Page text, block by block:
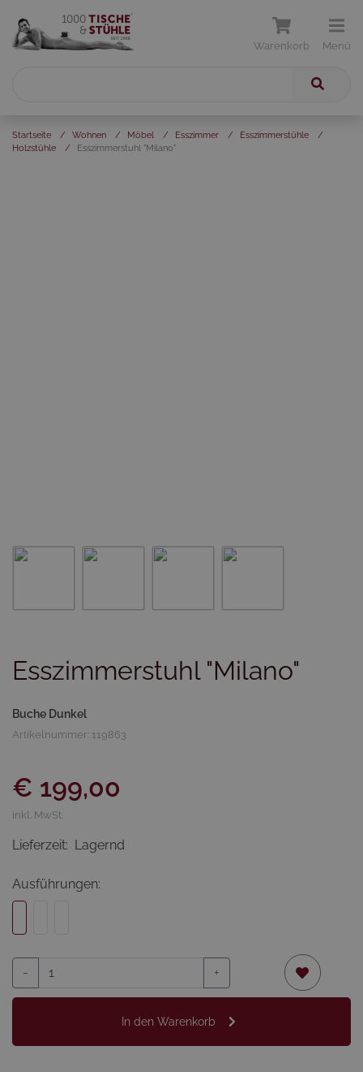
Warenkorb Menü
Startseite / Wohnen / Möbel / Esszimmer / Esszimmerstühle
/
Holzstühle
/ Esszimmerstuhl "Milano"
Esszimmerstuhl "Milano"
Buche Dunkel
Artikelnummer: 119863
€ 199,00
inkl. MwSt.
Lieferzeit: Lagernd
Ausführungen:
- +
In den Warenkorb